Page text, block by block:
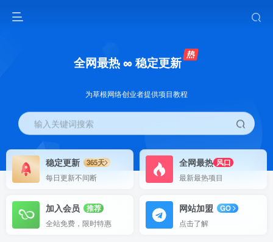
全网最热 ∞ 稳定更新
为草根网络创业者提供项目教程
输入关键词搜索
稳定更新
365天
每日更新不间断
全网最热 风口
最新最热项目
加入会员
推荐
全站免费，限时特惠
网站加盟
GO
点击了解